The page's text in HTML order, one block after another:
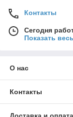
Контакты
Сегодня
Показать
О нас
Контакты